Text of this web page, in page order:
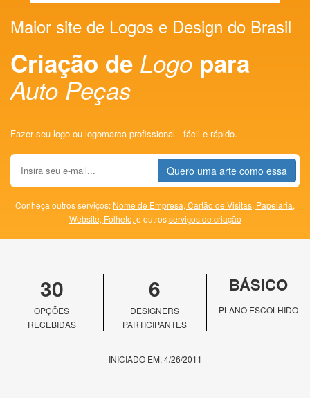
Maior site de Logos e Design do Brasil
Criação de Logo para
Auto Peças
Fazer seu logo ou logomarca profissional - fácil e rápido.
Quero uma arte como essa
Conheça outros serviços: Nome de Empresa, Cartão de Visitas, Papelaria,
Website, Folheto, e outrosserviços de criação
30
OPÇÕES
RECEBIDAS
6
DESIGNERS
PARTICIPANTES
BÁSICO
PLANO ESCOLHIDO
INICIADO EM: 4/26/2011